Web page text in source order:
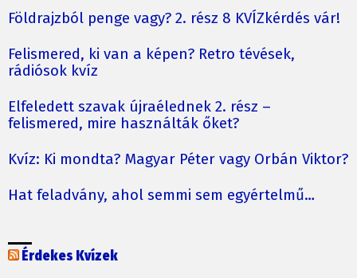
Földrajzból penge vagy? 2. rész 8 KVÍZkérdés vár!
Felismered, ki van a képen? Retro tévések,
rádiósok kvíz
Elfeledett szavak újraélednek 2. rész –
felismered, mire használták őket?
Kvíz: Ki mondta? Magyar Péter vagy Orbán Viktor?
Hat feladvány, ahol semmi sem egyértelmű…
Érdekes Kvízek